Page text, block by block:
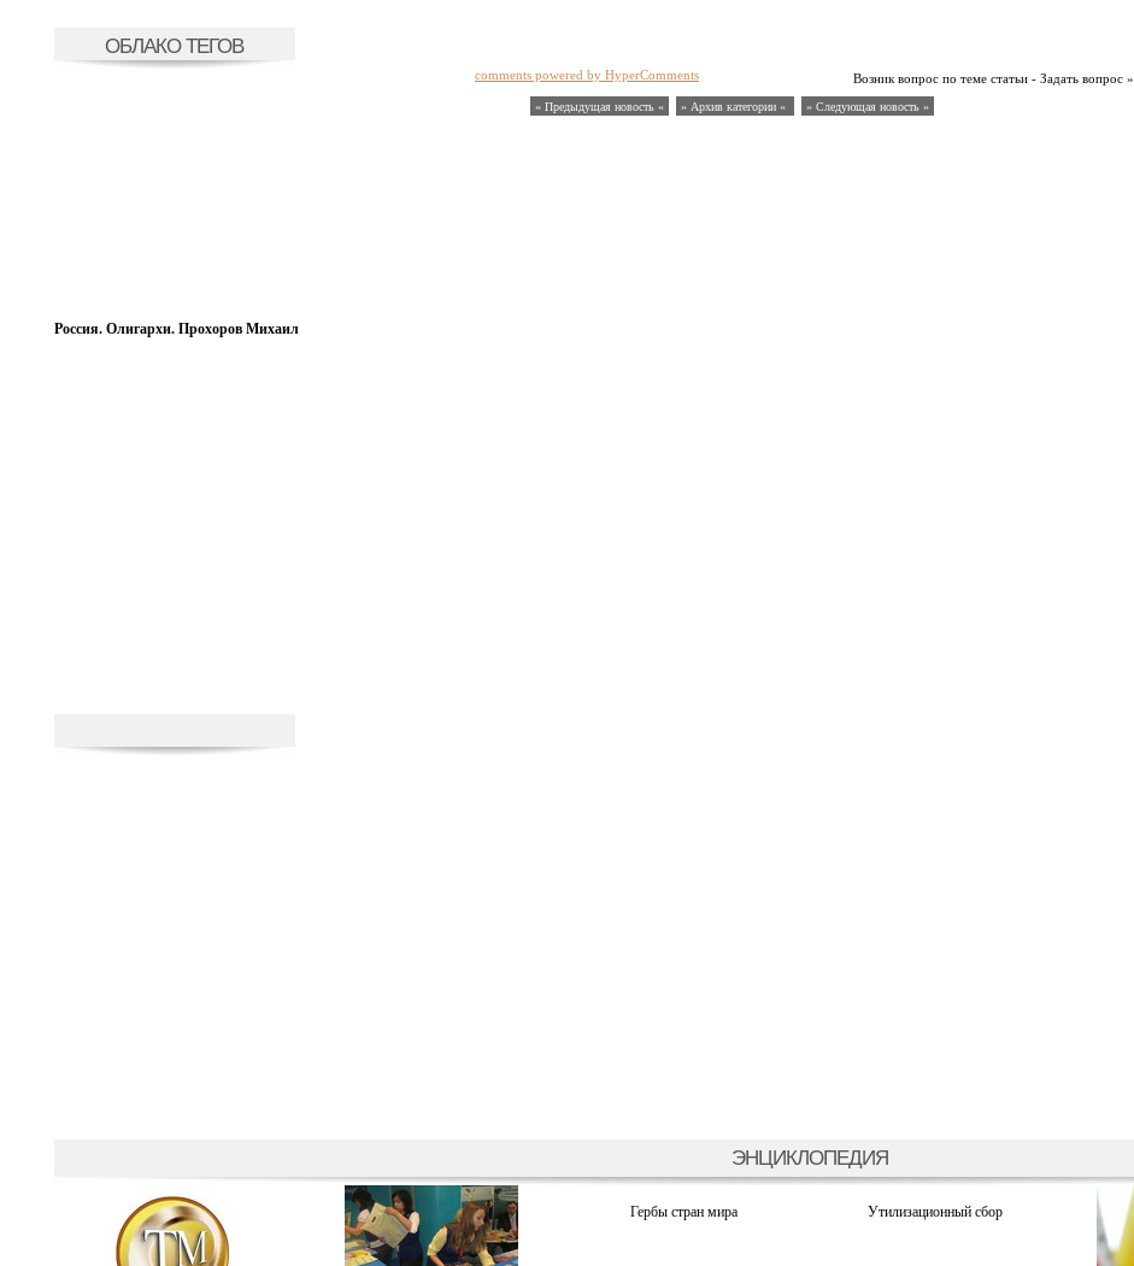
ОБЛАКО ТЕГОВ
Россия. Олигархи. Прохоров Михаил
Возник вопрос по теме статьи - Задать вопрос »
comments powered by HyperComments
« Предыдущая новость « » Архив категории « » Следующая новость »
ЭНЦИКЛОПЕДИЯ
Гербы стран мира Утилизационный сбор